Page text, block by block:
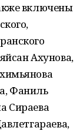
включены
Ахунова,
Фаниль
Сираева